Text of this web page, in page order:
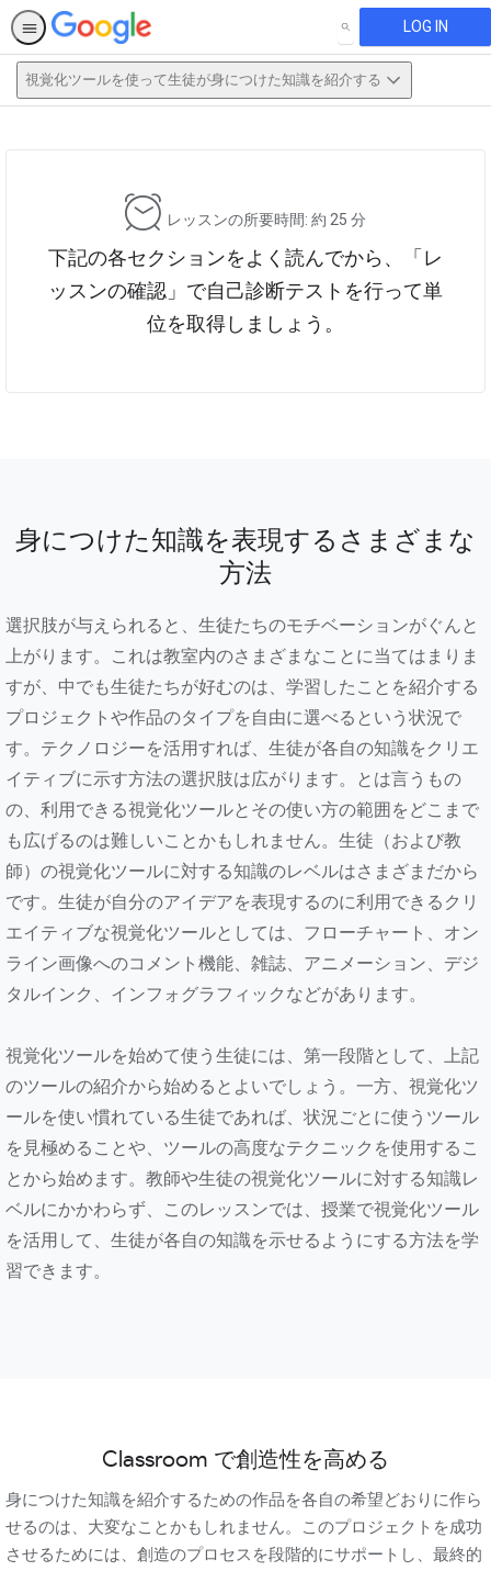
SEARCH LOG IN
視覚化ツールを使って生徒が身につけた知識を紹介する
レッスンの所要時間: 約 25 分
下記の各セクションをよく読んでから、「レ
ッスンの確認」で自己診断テストを行って単
位を取得しましょう。
身につけた知識を表現するさまざまな
方法
選択肢が与えられると、生徒たちのモチベーションがぐんと
上がります。これは教室内のさまざまなことに当てはまりま
すが、中でも生徒たちが好むのは、学習したことを紹介する
プロジェクトや作品のタイプを自由に選べるという状況で
す。テクノロジーを活用すれば、生徒が各自の知識をクリエ
イティブに示す方法の選択肢は広がります。とは言うもの
の、利用できる視覚化ツールとその使い方の範囲をどこまで
も広げるのは難しいことかもしれません。生徒（および教
師）の視覚化ツールに対する知識のレベルはさまざまだから
です。生徒が自分のアイデアを表現するのに利用できるクリ
エイティブな視覚化ツールとしては、フローチャート、オン
ライン画像へのコメント機能、雑誌、アニメーション、デジ
タルインク、インフォグラフィックなどがあります。
視覚化ツールを始めて使う生徒には、第一段階として、上記
のツールの紹介から始めるとよいでしょう。一方、視覚化ツ
ールを使い慣れている生徒であれば、状況ごとに使うツール
を見極めることや、ツールの高度なテクニックを使用するこ
とから始めます。教師や生徒の視覚化ツールに対する知識レ
ベルにかかわらず、このレッスンでは、授業で視覚化ツール
を活用して、生徒が各自の知識を示せるようにする方法を学
習できます。
Classroom で創造性を高める
身につけた知識を紹介するための作品を各自の希望どおりに作ら
せるのは、大変なことかもしれません。このプロジェクトを成功
させるためには、創造のプロセスを段階的にサポートし、最終的